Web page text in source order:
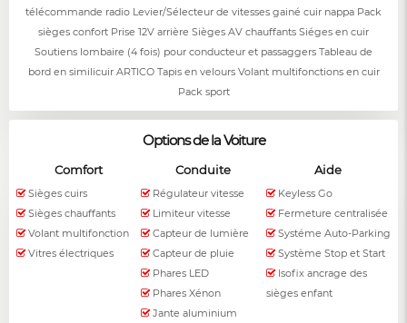
télécommande radio Levier/Sélecteur de vitesses gainé cuir nappa Pack
sièges confort Prise 12V arrière Sièges AV chauffants Siéges en cuir
Soutiens lombaire (4 fois) pour conducteur et passaggers Tableau de
bord en similicuir ARTICO Tapis en velours Volant multifonctions en cuir
Pack sport
Options de la Voiture
Comfort
Sièges cuirs
Sièges chauffants
Volant multifonction
Vitres électriques
Conduite
Régulateur vitesse
Limiteur vitesse
Capteur de lumière
Capteur de pluie
Phares LED
Phares Xénon
Jante aluminium
Aide
Keyless Go
Fermeture centralisée
Systéme Auto-Parking
Système Stop et Start
Isofix ancrage des
sièges enfant